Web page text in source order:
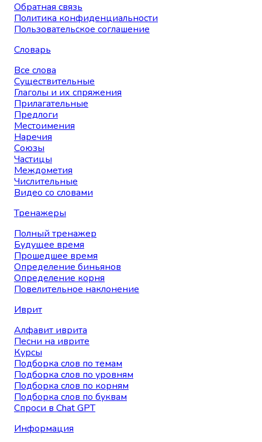
Обратная связь
Политика конфиденциальности
Пользовательское соглашение
Словарь
Все слова
Существительные
Глаголы и их спряжения
Прилагательные
Предлоги
Местоимения
Наречия
Союзы
Частицы
Междометия
Числительные
Видео со словами
Тренажеры
Полный тренажер
Будущее время
Прошедшее время
Определение биньянов
Определение корня
Повелительное наклонение
Иврит
Алфавит иврита
Песни на иврите
Курсы
Подборка слов по темам
Подборка слов по уровням
Подборка слов по корням
Подборка слов по буквам
Спроси в Chat GPT
Информация